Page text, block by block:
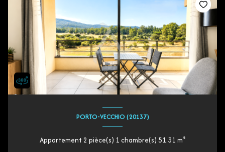
PORTO-VECCHIO (20137)
Appartement 2 pièce(s) 1 chambre(s) 51.31 m²